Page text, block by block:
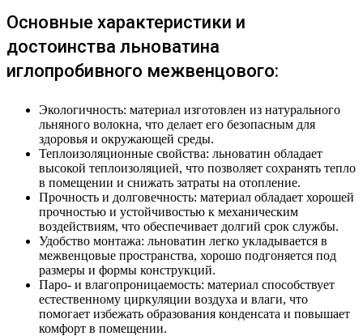
Основные характеристики и
достоинства льноватина
иглопробивного межвенцового:
Экологичность: материал изготовлен из натурального
льняного волокна, что делает его безопасным для
здоровья и окружающей среды.
Теплоизоляционные свойства: льноватин обладает
высокой теплоизоляцией, что позволяет сохранять тепло
в помещении и снижать затраты на отопление.
Прочность и долговечность: материал обладает хорошей
прочностью и устойчивостью к механическим
воздействиям, что обеспечивает долгий срок службы.
Удобство монтажа: льноватин легко укладывается в
межвенцовые пространства, хорошо подгоняется под
размеры и формы конструкций.
Паро- и влагопроницаемость: материал способствует
естественному циркуляции воздуха и влаги, что
помогает избежать образования конденсата и повышает
комфорт в помещении.